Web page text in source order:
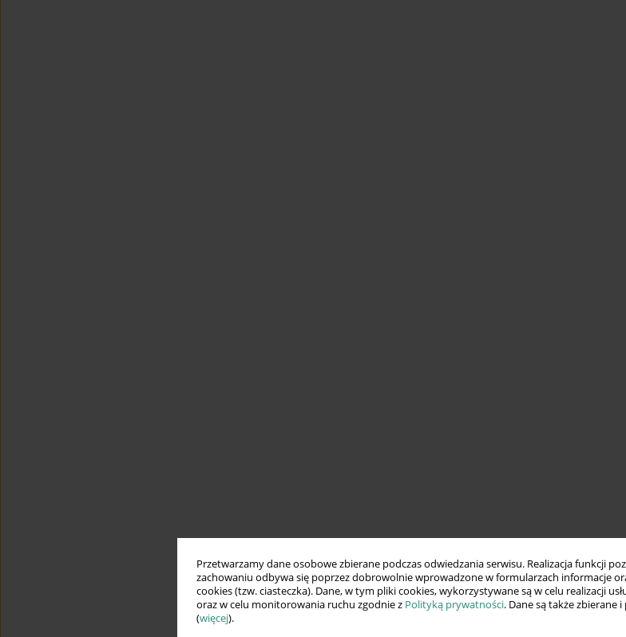
Przetwarzamy dane osobowe zbierane podczas odwiedzania serwisu. Realizacja funkcji
zachowaniu odbywa się poprzez dobrowolnie wprowadzone w formularzach informacje
cookies (tzw. ciasteczka). Dane, w tym pliki cookies, wykorzystywane są w celu realizacji
oraz w celu monitorowania ruchu zgodnie z Polityką prywatności. Dane są także zbierane
(więcej).